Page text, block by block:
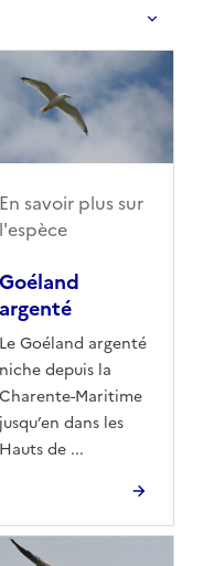
Goéland
argenté
Le Goéland argenté
niche depuis la
Charente-Maritime
jusqu’en dans les
Hauts de ...
En savoir plus sur
l'espèce